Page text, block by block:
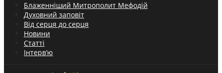
Блаженніший Митрополит Мефодій
Духовний заповіт
Від серця до серця
Новини
Статті
Інтерв’ю